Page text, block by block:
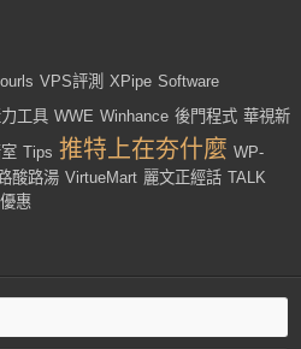
VPS評測 XPipe Software
工具 WWE Winhance 後門程式 華視新
Tips 推特上在夯什麼 WP-
酸路湯 VirtueMart 麗文正經話 TALK
惠